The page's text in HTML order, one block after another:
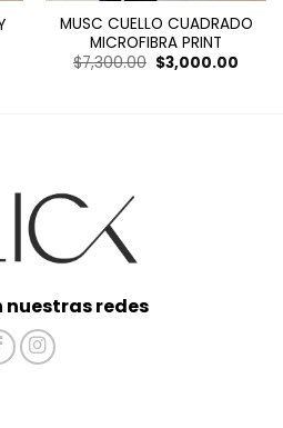
MUSC CUELLO CUADRADO
MICROFIBRA PRINT
$7,300.00 El
precio
$3,000.00
nuestras redes